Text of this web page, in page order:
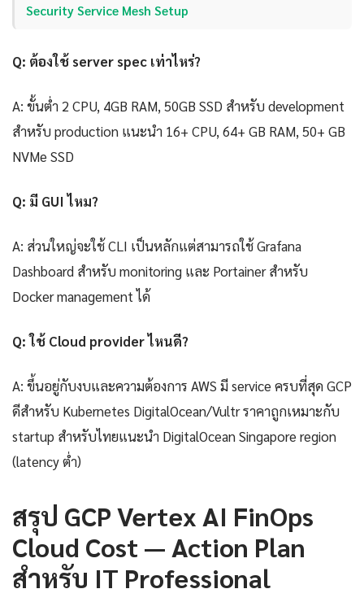
Security Service Mesh Setup
Q: ต้องใช้ server spec เท่าไหร่?
A: ขั้นต่ำ 2 CPU, 4GB RAM, 50GB SSD สำหรับ development
สำหรับ production แนะนำ 16+ CPU, 64+ GB RAM, 50+ GB
NVMe SSD
Q: มี GUI ไหม?
A: ส่วนใหญ่จะใช้ CLI เป็นหลักแต่สามารถใช้ Grafana
Dashboard สำหรับ monitoring และ Portainer สำหรับ
Docker management ได้
Q: ใช้ Cloud provider ไหนดี?
A: ขึ้นอยู่กับงบและความต้องการ AWS มี service ครบที่สุด GCP
ดีสำหรับ Kubernetes DigitalOcean/Vultr ราคาถูกเหมาะกับ
startup สำหรับไทยแนะนำ DigitalOcean Singapore region
(latency ต่ำ)
สรุป GCP Vertex AI FinOps
Cloud Cost — Action Plan
สำหรับ IT Professional